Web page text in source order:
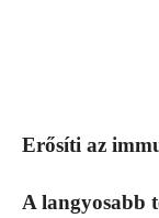
Erősíti az
A langyosabb